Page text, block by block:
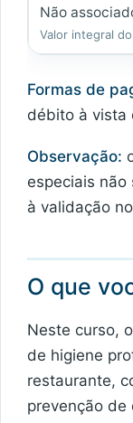
Não
Valor integral
Formas de
débito à vista
Observação:
especiais
à validação
O que
Neste curso,
de higiene
restaurante,
prevenção de